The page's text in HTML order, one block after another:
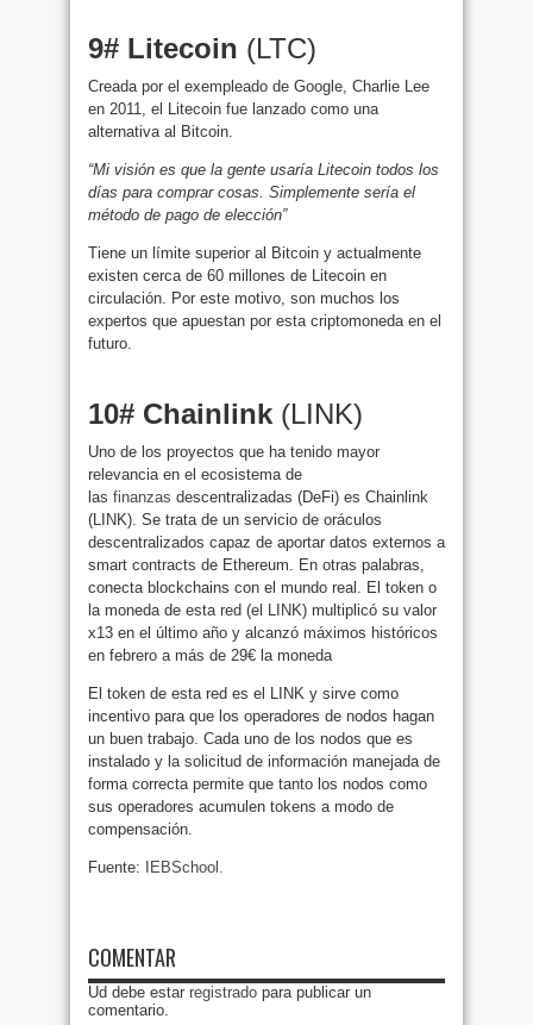
9# Litecoin (LTC)
Creada por el exempleado de Google, Charlie Lee
en 2011, el Litecoin fue lanzado como una
alternativa al Bitcoin.
“Mi visión es que la gente usaría Litecoin todos los
días para comprar cosas. Simplemente sería el
método de pago de elección”
Tiene un límite superior al Bitcoin y actualmente
existen cerca de 60 millones de Litecoin en
circulación. Por este motivo, son muchos los
expertos que apuestan por esta criptomoneda en el
futuro.
10# Chainlink (LINK)
Uno de los proyectos que ha tenido mayor
relevancia en el ecosistema de
las finanzas descentralizadas (DeFi) es Chainlink
(LINK). Se trata de un servicio de oráculos
descentralizados capaz de aportar datos externos a
smart contracts de Ethereum. En otras palabras,
conecta blockchains con el mundo real. El token o
la moneda de esta red (el LINK) multiplicó su valor
x13 en el último año y alcanzó máximos históricos
en febrero a más de 29€ la moneda
El token de esta red es el LINK y sirve como
incentivo para que los operadores de nodos hagan
un buen trabajo. Cada uno de los nodos que es
instalado y la solicitud de información manejada de
forma correcta permite que tanto los nodos como
sus operadores acumulen tokens a modo de
compensación.
Fuente: IEBSchool.
COMENTAR
Ud debe estar registrado para publicar un
comentario.